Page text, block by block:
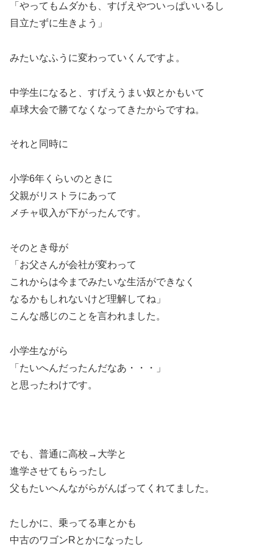
「やってもムダかも、すげえやついっぱいいるし
目立たずに生きよう」
みたいなふうに変わっていくんですよ。
中学生になると、すげえうまい奴とかもいて
卓球大会で勝てなくなってきたからですね。
それと同時に
小学6年くらいのときに
父親がリストラにあって
メチャ収入が下がったんです。
そのとき母が
「お父さんが会社が変わって
これからは今までみたいな生活ができなく
なるかもしれないけど理解してね」
こんな感じのことを言われました。
小学生ながら
「たいへんだったんだなあ・・・」
と思ったわけです。
でも、普通に高校→大学と
進学させてもらったし
父もたいへんながらがんばってくれてました。
たしかに、乗ってる車とかも
中古のワゴンRとかになったし